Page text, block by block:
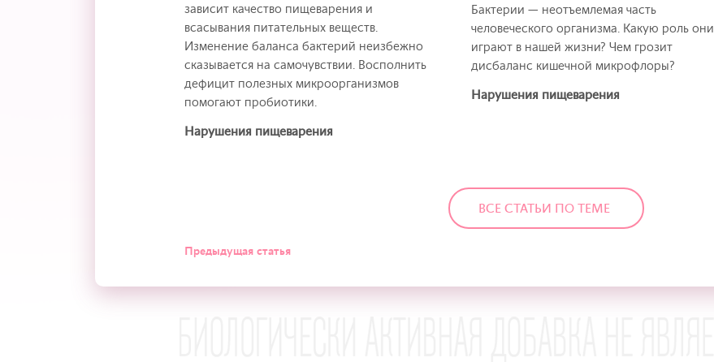
зависит качество пищеварения и
всасывания питательных веществ.
Изменение баланса бактерий неизбежно
сказывается на самочувствии. Восполнить
дефицит полезных микроорганизмов
помогают пробиотики.
Нарушения пищеварения
Бактерии — неотъемлемая часть
человеческого организма. Какую роль они
играют в нашей жизни? Чем грозит
дисбаланс кишечной микрофлоры?
Нарушения пищеварения
ВСЕ СТАТЬИ ПО ТЕМЕ
Предыдущая статья